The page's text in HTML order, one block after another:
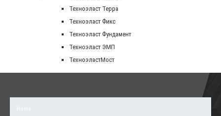
Техноэласт Терра
Техноэласт Фикс
Техноэласт Фундамент
Техноэласт ЭМП
ТехноэластМост